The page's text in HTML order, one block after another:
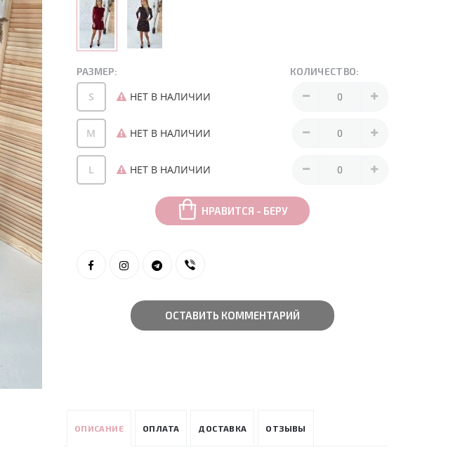
РАЗМЕР: КОЛИЧЕСТВО:
S НЕТ В НАЛИЧИИ
M НЕТ В НАЛИЧИИ
L НЕТ В НАЛИЧИИ
НРАВИТСЯ - БЕРУ
ОСТАВИТЬ КОММЕНТАРИЙ
ОПИСАНИЕ ОПЛАТА ДОСТАВКА ОТЗЫВЫ